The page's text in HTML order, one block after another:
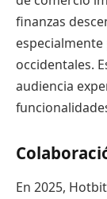
finanzas
occidentales.
audiencia
En 2025,